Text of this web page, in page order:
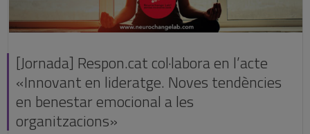
[Jornada] Respon.cat col·labora en l’acte
«Innovant en lideratge. Noves tendències
en benestar emocional a les
organitzacions»